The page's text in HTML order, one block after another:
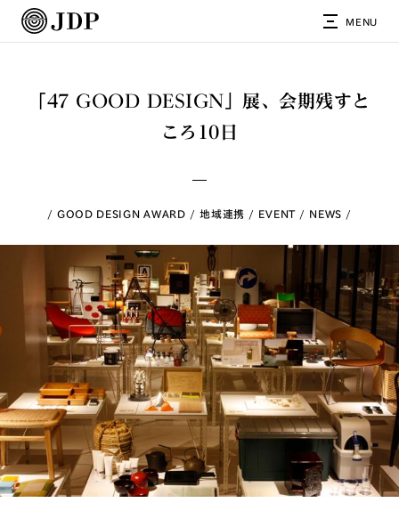
MENU
「47 GOOD DESIGN」展、会期残すと
ころ10日
GOOD DESIGN AWARD 地域連携 EVENT NEWS